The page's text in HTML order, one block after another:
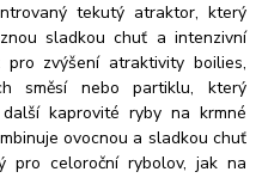
tekutý atraktor, který
sladkou chuť a intenzivní
zvýšení atraktivity boilies,
směsí nebo partiklu, který
kaprovité ryby na krmné
ovocnou a sladkou chuť
pro celoroční rybolov, jak na